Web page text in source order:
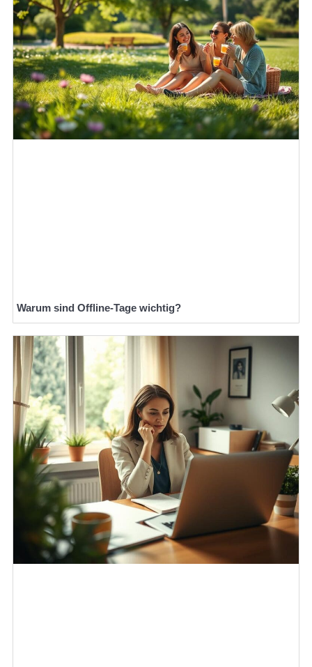
Warum sind Offline-Tage wichtig?